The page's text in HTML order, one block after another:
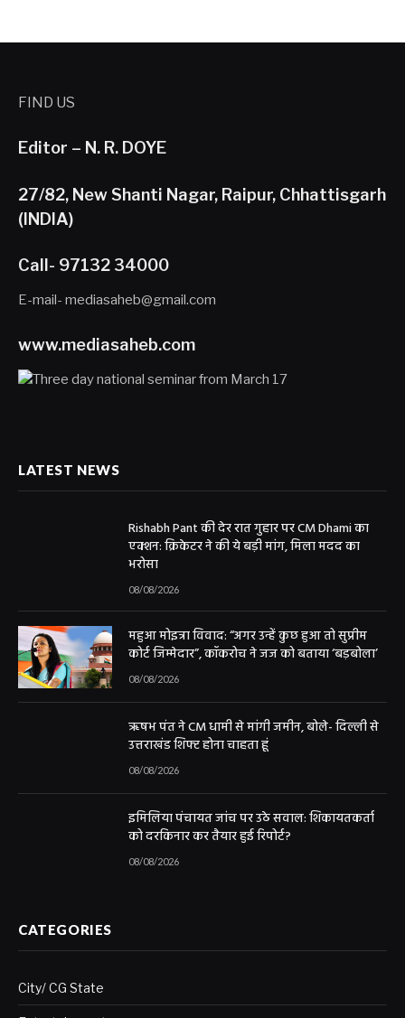
FIND US
Editor – N. R. DOYE
27/82, New Shanti Nagar, Raipur, Chhattisgarh
(INDIA)
Call- 97132 34000
E-mail- mediasaheb@gmail.com
www.mediasaheb.com
LATEST NEWS
Rishabh Pant की देर रात गुहार पर CM Dhami का
एक्शन: क्रिकेटर ने की ये बड़ी मांग, मिला मदद का
भरोसा
08/08/2026
महुआ मोइत्रा विवाद: “अगर उन्हें कुछ हुआ तो सुप्रीम
कोर्ट जिम्मेदार”, कॉकरोच ने जज को बताया ‘बड़बोला’
08/08/2026
ऋषभ पंत ने CM धामी से मांगी जमीन, बोले- दिल्ली से
उत्तराखंड शिफ्ट होना चाहता हूं
08/08/2026
इमिलिया पंचायत जांच पर उठे सवाल: शिकायतकर्ता
को दरकिनार कर तैयार हुई रिपोर्ट?
08/08/2026
CATEGORIES
City/ CG State